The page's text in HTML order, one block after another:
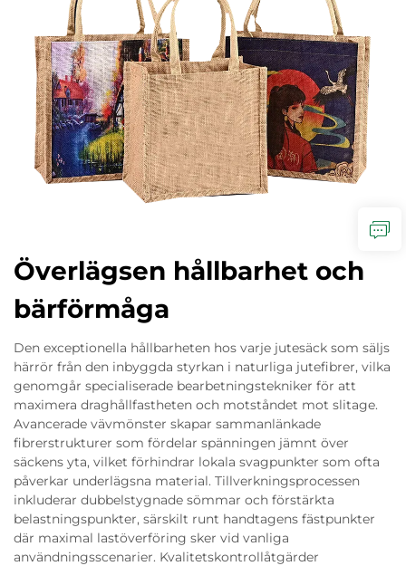
Överlägsen hållbarhet och
bärförmåga
Den exceptionella hållbarheten hos varje jutesäck som säljs
härrör från den inbyggda styrkan i naturliga jutefibrer, vilka
genomgår specialiserade bearbetningstekniker för att
maximera draghållfastheten och motståndet mot slitage.
Avancerade vävmönster skapar sammanlänkade
fibrerstrukturer som fördelar spänningen jämnt över
säckens yta, vilket förhindrar lokala svagpunkter som ofta
påverkar underlägsna material. Tillverkningsprocessen
inkluderar dubbelstygnade sömmar och förstärkta
belastningspunkter, särskilt runt handtagens fästpunkter
där maximal lastöverföring sker vid vanliga
användningsscenarier. Kvalitetskontrollåtgärder